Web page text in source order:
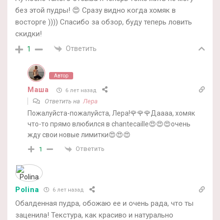
без этой пудры! 😍 Сразу видно когда хомяк в
восторге )))) Спасибо за обзор, буду теперь ловить
скидки!
1 Ответить
Автор
Маша 6 лет назад
Ответить наЛера
Пожалуйста-пожалуйста, Лера!🌹🌹🌹Даааа, хомяк
что-то прямо влюбился в chantecaille😍😍😍очень
жду свои новые лимитки😍😍😍
1 Ответить
Polina 6 лет назад
Обалденная пудра, обожаю ее и очень рада, что ты
заценила! Текстура, как красиво и натурально